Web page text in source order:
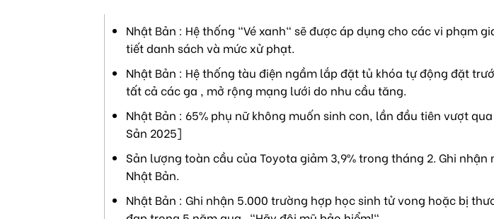
Nhật Bản : Hệ thống "Vé xanh" sẽ được áp dụng cho các vi phạm
tiết danh sách và mức xử phạt.
Nhật Bản : Hệ thống tàu điện ngầm lắp đặt tủ khóa tự động đặt
tất cả các ga , mở rộng mạng lưới do nhu cầu tăng.
Nhật Bản : 65% phụ nữ không muốn sinh con, lần đầu tiên vượt
Sản 2025]
Sản lượng toàn cầu của Toyota giảm 3,9% trong tháng 2. Ghi nhận
Nhật Bản.
Nhật Bản : Ghi nhận 5.000 trường hợp học sinh tử vong hoặc bị